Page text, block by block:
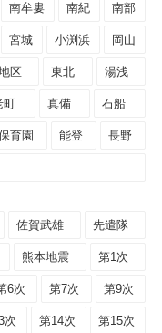
南牟婁 南紀 南部
宮城 小渕浜 岡山
区 東北 湯浅
町 真備 石船
育園 能登 長野
佐賀武雄 先遣隊
熊本地震 第1次
6次 第7次 第9次
次 第14次 第15次